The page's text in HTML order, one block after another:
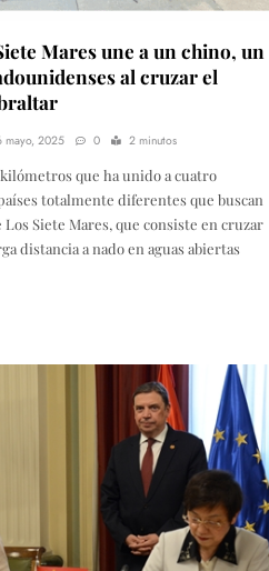
Mares une a un chino, un
al cruzar el
mayo, 2025 0 2 minutos
que ha unido a cuatro
totalmente diferentes que buscan
Siete Mares, que consiste en cruzar
distancia a nado en aguas abiertas